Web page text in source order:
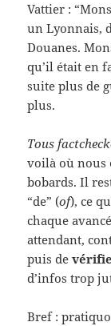
Vattier :
un Lyonnais,
Douanes.
qu’il était en
suite plus de
plus.
Tous
voilà où nous
bobards. Il
“de” (of), ce
chaque
attendant,
puis de
d’infos trop
Bref :